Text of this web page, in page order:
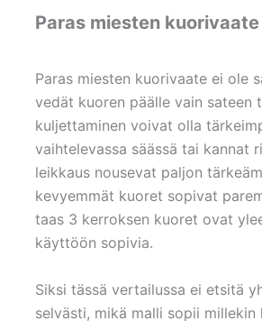
Paras miesten
Paras miesten kuorivaate ei ole
vedät kuoren päälle vain sateen
kuljettaminen voivat olla
vaihtelevassa säässä tai kannat
leikkaus nousevat paljon
kevyemmät kuoret sopivat
taas 3 kerroksen kuoret ovat
käyttöön sopivia.
Siksi tässä vertailussa ei etsitä
selvästi, mikä malli sopii